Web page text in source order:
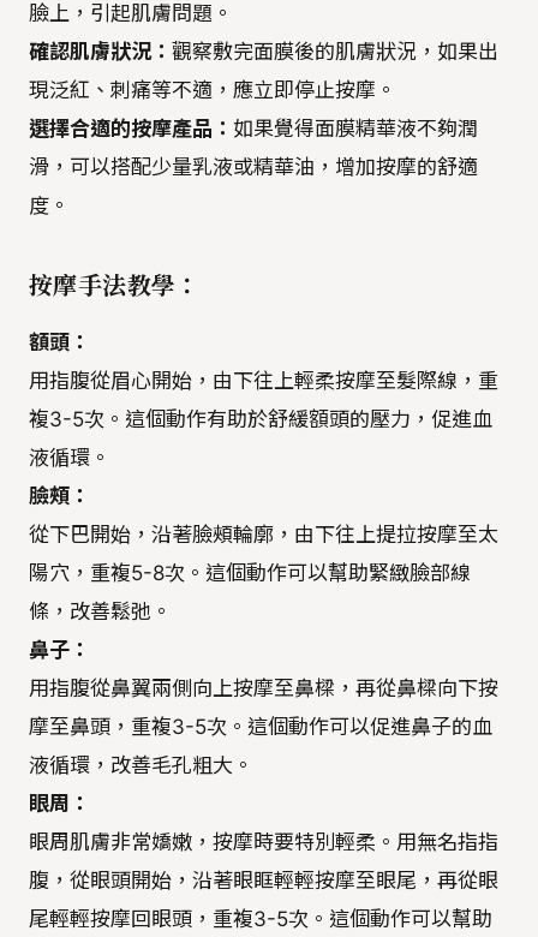
臉上，引起肌膚問題。
確認肌膚狀況： 觀察敷完面膜後的肌膚狀況，如果出
現泛紅、刺痛等不適，應立即停止按摩。
選擇合適的按摩產品： 如果覺得面膜精華液不夠潤
滑，可以搭配少量乳液或精華油，增加按摩的舒適
度。
按摩手法教學：
額頭：
用指腹從眉心開始，由下往上輕柔按摩至髮際線，重
複3-5次。這個動作有助於舒緩額頭的壓力，促進血
液循環。
臉頰：
從下巴開始，沿著臉頰輪廓，由下往上提拉按摩至太
陽穴，重複5-8次。這個動作可以幫助緊緻臉部線
條，改善鬆弛。
鼻子：
用指腹從鼻翼兩側向上按摩至鼻樑，再從鼻樑向下按
摩至鼻頭，重複3-5次。這個動作可以促進鼻子的血
液循環，改善毛孔粗大。
眼周：
眼周肌膚非常嬌嫩，按摩時要特別輕柔。用無名指指
腹，從眼頭開始，沿著眼眶輕輕按摩至眼尾，再從眼
尾輕輕按摩回眼頭，重複3-5次。這個動作可以幫助